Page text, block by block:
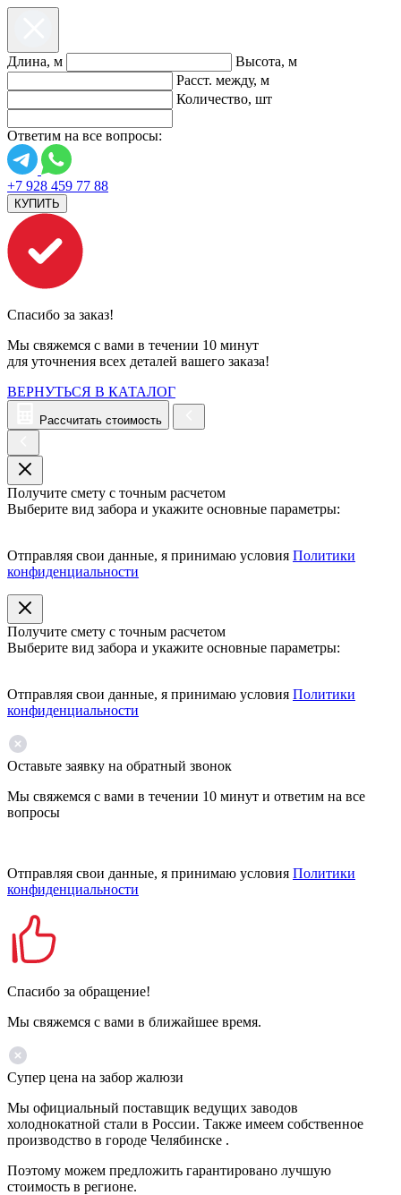
Длина, м
Высота, м
Расст. между, м
Количество, шт
Ответим на все вопросы:
+7 928 459 77 88
КУПИТЬ
Спасибо за заказ!
Мы свяжемся с вами в течении 10 минут
для уточнения всех деталей вашего заказа!
ВЕРНУТЬСЯ В КАТАЛОГ
Рассчитать стоимость
Получите смету с точным расчетом
Выберите вид забора и укажите основные параметры:
Отправляя свои данные, я принимаю условия Политики
конфиденциальности
Получите смету с точным расчетом
Выберите вид забора и укажите основные параметры:
Отправляя свои данные, я принимаю условия Политики
конфиденциальности
Оставьте заявку на обратный звонок
Мы свяжемся с вами в течении 10 минут и ответим на все
вопросы
Отправляя свои данные, я принимаю условия Политики
конфиденциальности
Спасибо за обращение!
Мы свяжемся с вами в ближайшее время.
Супер цена на забор жалюзи
Мы официальный поставщик ведущих заводов
холоднокатной стали в России. Также имеем собственное
производство в городе Челябинске .
Поэтому можем предложить гарантировано лучшую
стоимость в регионе.